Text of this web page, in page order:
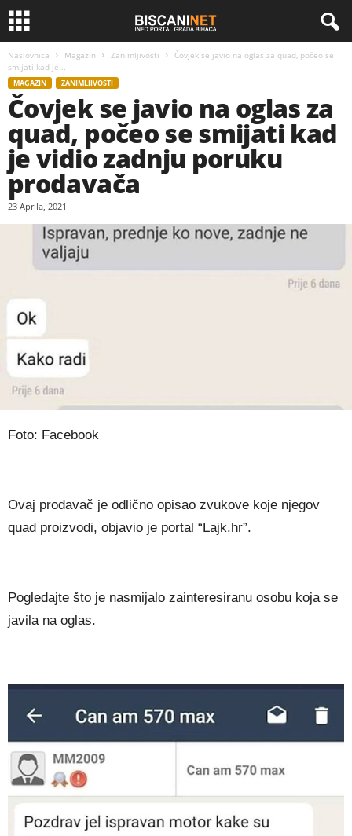
Naslovnica Magazin Zanimljivosti
Čovjek se javio na oglas za quad, počeo se
smijati kad je...
MAGAZIN ZANIMLJIVOSTI
Čovjek se javio na oglas za
quad, počeo se smijati kad
je vidio zadnju poruku
prodavača
23 Aprila, 2021
Foto: Facebook
Ovaj prodavač je odlično opisao zvukove koje njegov
quad proizvodi, objavio je portal “Lajk.hr”.
Pogledajte što je nasmijalo zainteresiranu osobu koja se
javila na oglas.